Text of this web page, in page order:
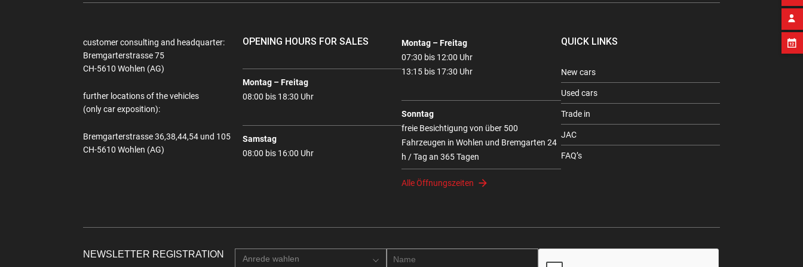
customer consulting and headquarter:
Bremgarterstrasse 75
CH-5610 Wohlen (AG)
further locations of the vehicles
(only car exposition):
Bremgarterstrasse 36,38,44,54 und 105
CH-5610 Wohlen (AG)
OPENING HOURS FOR SALES
Montag – Freitag
08:00 bis 18:30 Uhr
Samstag
08:00 bis 16:00 Uhr
Montag – Freitag
07:30 bis 12:00 Uhr
13:15 bis 17:30 Uhr
Sonntag
freie Besichtigung von über 500
Fahrzeugen in Wohlen und Bremgarten 24
h / Tag an 365 Tagen
Alle Öffnungszeiten
QUICK LINKS
New cars
Used cars
Trade in
JAC
FAQ’s
NEWSLETTER REGISTRATION Anrede wahlen